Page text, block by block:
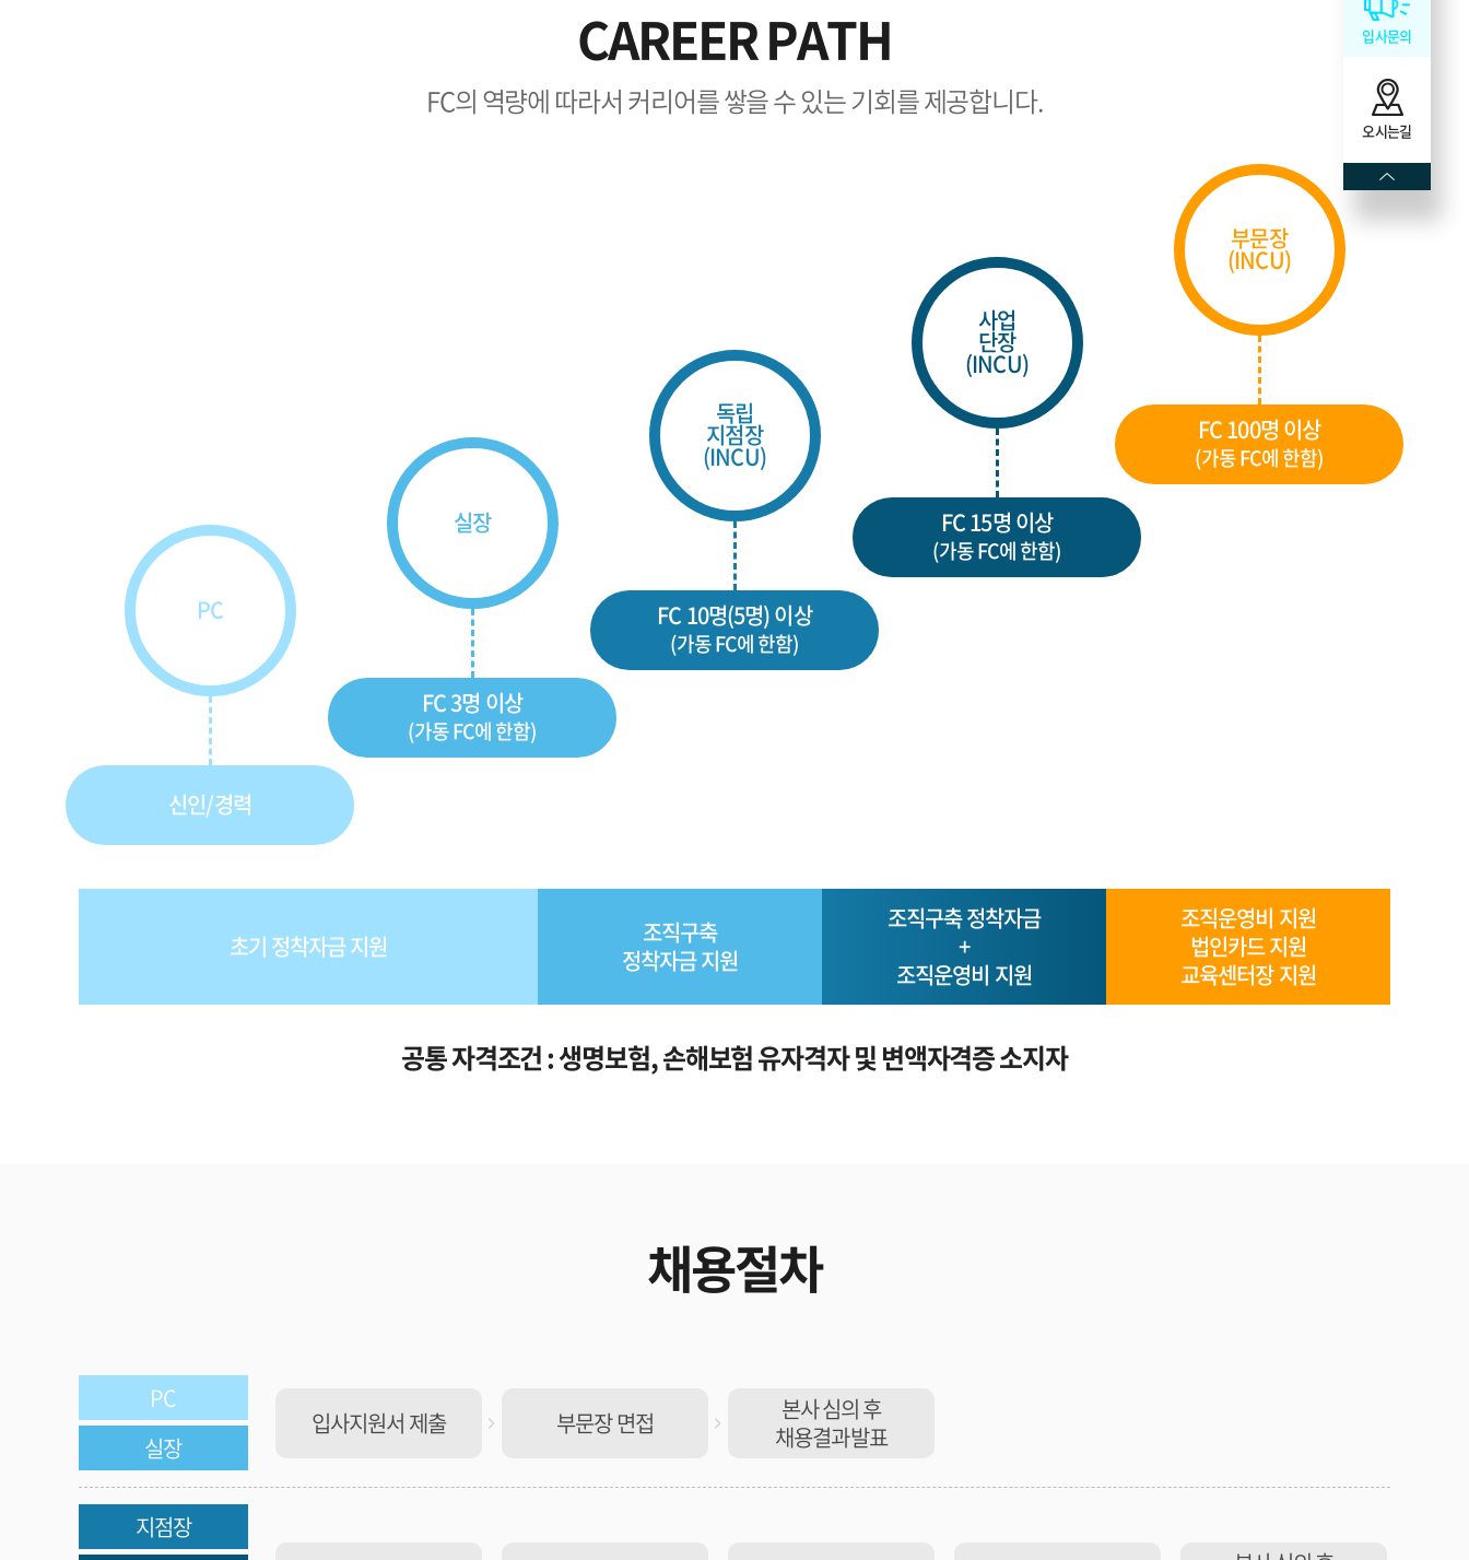
CAREER PATH
FC의 역량에 따라서 커리어를 쌓을 수 있는 기회를 제공합니다.
PC
신인/경력
실장
FC 3명 이상
(가동 FC에 한함)
독립
지점장
(INCU)
FC 10명(5명) 이상
(가동 FC에 한함)
사업
단장
(INCU)
FC 15명 이상
(가동 FC에 한함)
부문장
(INCU)
FC 100명 이상
(가동 FC에 한함)
초기 정착자금 지원
조직구축
정착자금 지원
조직구축 정착자금
+
조직운영비 지원
조직운영비 지원
법인카드 지원
교육센터장 지원
공통 자격조건 : 생명보험, 손해보험 유자격자 및 변액자격증 소지자
채용절차
PC
실장
입사지원서 제출 부문장 면접
본사 심의 후
채용결과발표
지점장
입사문의
오시는길